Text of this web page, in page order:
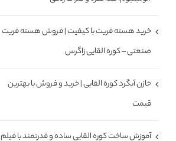
خرید هسته فریت با کیفیت | فروش هسته فریت
صنعتی – کوره القایی زاگرس
خازن آبگرد کوره القایی | خرید و فروش با بهترین
قیمت
آموزش ساخت کوره القایی ساده و قدرتمند با فیلم